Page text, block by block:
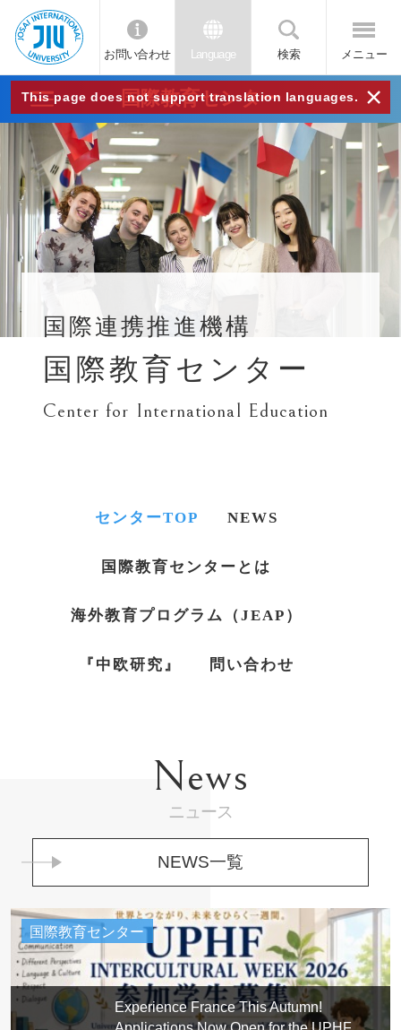
JIU
城西
国際
大学
お問い合わせ Language 検索 メニュー
This page does not support translation languages. ×
国際教育センター
国際連携推進機構
国際教育センター
Center for International Education
センターTOP NEWS
国際教育センターとは
海外教育プログラム（JEAP）
『中欧研究』 問い合わせ
News
ニュース
NEWS一覧
国際教育センター
Experience France This Autumn!